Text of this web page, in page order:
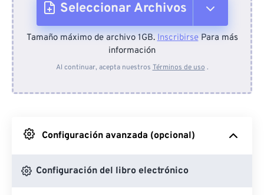
Seleccionar Archivos
Desde el dispositivo
Desde Google Drive
Desde OneDrive
Tamaño máximo de archivo 1GB.InscribirsePara más
información
Al continuar, acepta nuestros Términos de uso .
Configuración avanzada (opcional)
Configuración del libro electrónico